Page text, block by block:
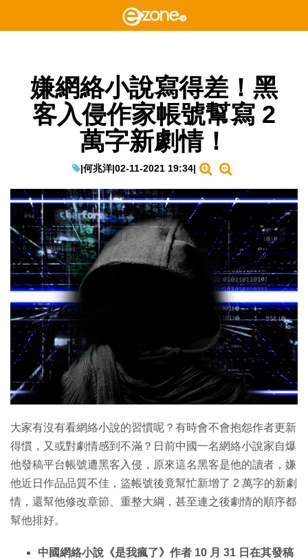
嫌網絡小說寫得差！黑
客入侵作家帳號幫寫 2
萬字新劇情！
|何兆洋|02-11-2021 19:34|
大家有沒有看網絡小說的習慣呢？有時會不會抱怨作者更新
得慣，又或對劇情感到不滿？日前中國一名網絡小說家自爆
他發稿平台帳號遭黑客入侵，原來這名黑客是他的讀者，嫌
他近日作品品質不佳，盜帳號後竟幫忙新增了 2 萬字的新劇
情，還幫他修改章節、重整大綱，甚至連之後劇情的順序都
幫他排好。
中國網絡小說《是我瘋了》作者 10 月 31 日在其發稿